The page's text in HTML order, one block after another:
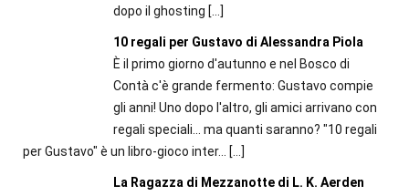
dopo il ghosting […]
10 regali per Gustavo di Alessandra Piola
È il primo giorno d'autunno e nel Bosco di
Contà c'è grande fermento: Gustavo compie
gli anni! Uno dopo l'altro, gli amici arrivano con
regali speciali... ma quanti saranno? "10 regali
per Gustavo" è un libro-gioco inter... […]
La Ragazza di Mezzanotte di L. K. Aerden